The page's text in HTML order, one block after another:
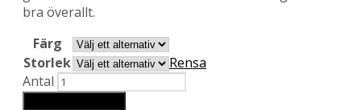
bra överallt.
Färg
Storlek
Rensa
Antal